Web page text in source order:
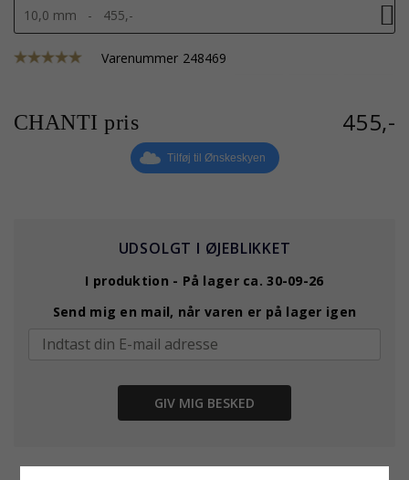
10,0 mm - 455,-
Varenummer 248469
CHANTI pris 455,-
Tilføj til Ønskeskyen
UDSOLGT I ØJEBLIKKET
I produktion - På lager ca. 30-09-26
Send mig en mail, når varen er på lager igen
GIV MIG BESKED